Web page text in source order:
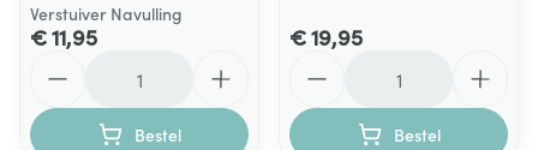
Verstuiver Navulling
€ 11,95
Bestel
€ 19,95
Bestel